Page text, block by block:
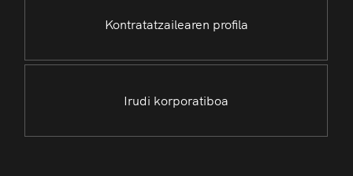
Kontratatzailearen profila
Irudi korporatiboa